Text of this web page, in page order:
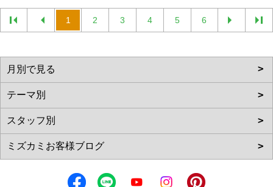
1 2 3 4 5 6